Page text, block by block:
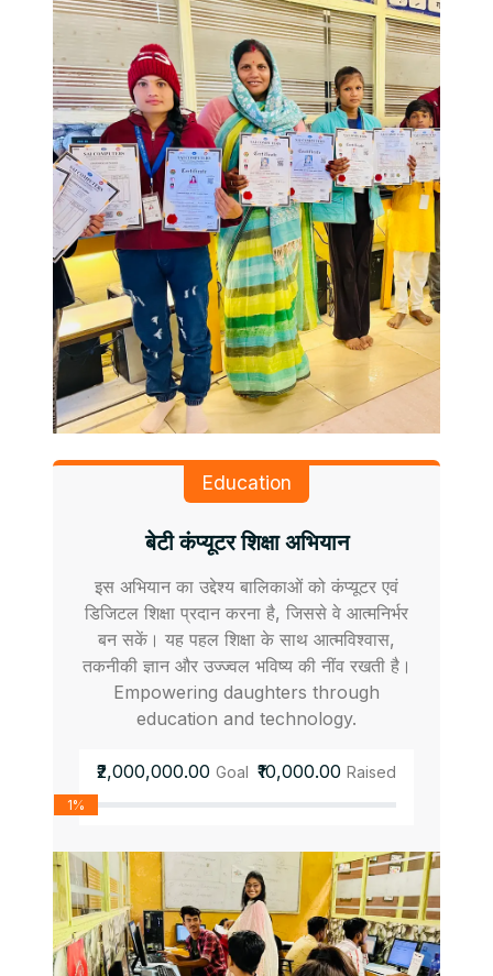
Education
बेटी कंप्यूटर शिक्षा अभियान
इस अभियान का उद्देश्य बालिकाओं को कंप्यूटर एवं
डिजिटल शिक्षा प्रदान करना है, जिससे वे आत्मनिर्भर
बन सकें। यह पहल शिक्षा के साथ आत्मविश्वास,
तकनीकी ज्ञान और उज्ज्वल भविष्य की नींव रखती है।
Empowering daughters through
education and technology.
₹2,000,000.00 Goal ₹10,000.00 Raised
1%